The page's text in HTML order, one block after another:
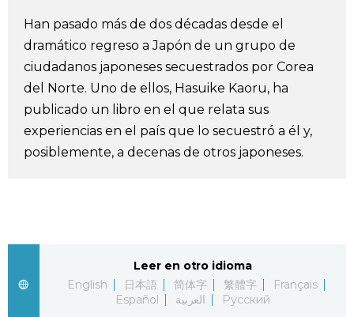
Vídeos e imágenes
En profundidad
Más
Noticias
Fragmentos de Japón
Gente
official SNS
Han pasado más de dos décadas desde el
dramático regreso a Japón de un grupo de
ciudadanos japoneses secuestrados por Corea
del Norte. Uno de ellos, Hasuike Kaoru, ha
publicado un libro en el que relata sus
experiencias en el país que lo secuestró a él y,
posiblemente, a decenas de otros japoneses.
Leer en otro idioma
English
日本語 简体字 繁體字
Français
Español
العربية Русский